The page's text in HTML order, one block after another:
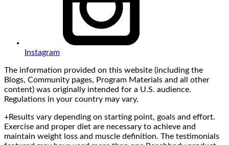
Instagram
The information provided on this website (including the
Blogs, Community pages, Program Materials and all other
content) was originally intended for a U.S. audience.
Regulations in your country may vary.
+Results vary depending on starting point, goals and effort.
Exercise and proper diet are necessary to achieve and
maintain weight loss and muscle definition. The testimonials